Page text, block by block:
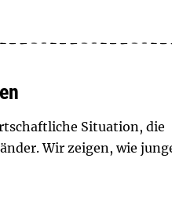
Situation, die
Wir zeigen, wie